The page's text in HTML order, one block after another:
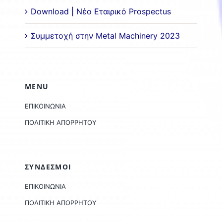
Download | Νέο Εταιρικό Prospectus
Συμμετοχή στην Metal Machinery 2023
MENU
ΕΠΙΚΟΙΝΩΝΙΑ
ΠΟΛΙΤΙΚΗ ΑΠΟΡΡΗΤΟΥ
ΣΥΝΔΕΣΜΟΙ
ΕΠΙΚΟΙΝΩΝΙΑ
ΠΟΛΙΤΙΚΗ ΑΠΟΡΡΗΤΟΥ